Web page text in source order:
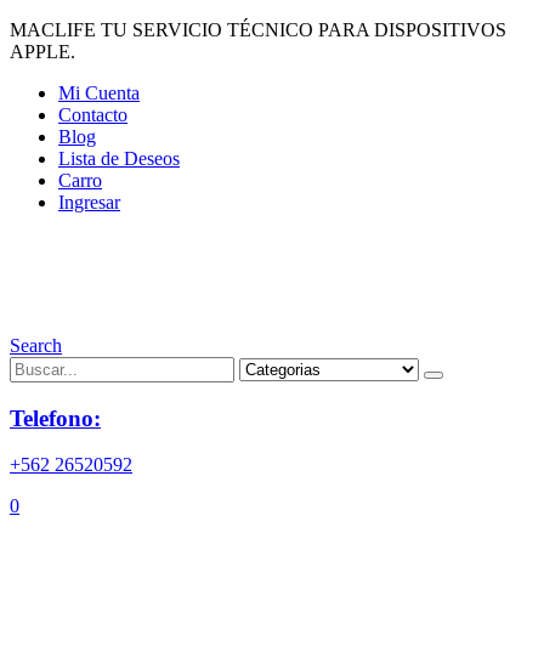
MACLIFE TU SERVICIO TÉCNICO PARA DISPOSITIVOS
APPLE.
Mi Cuenta
Contacto
Blog
Lista de Deseos
Carro
Ingresar
Search
Telefono:
+562 26520592
0